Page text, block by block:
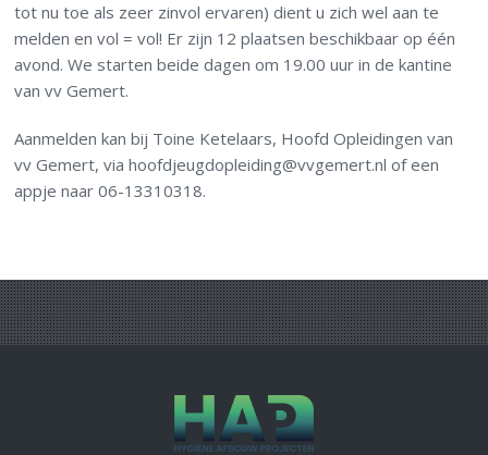
tot nu toe als zeer zinvol ervaren) dient u zich wel aan te
melden en vol = vol! Er zijn 12 plaatsen beschikbaar op één
avond. We starten beide dagen om 19.00 uur in de kantine
van vv Gemert.
Aanmelden kan bij Toine Ketelaars, Hoofd Opleidingen van
vv Gemert, via hoofdjeugdopleiding@vvgemert.nl of een
appje naar 06-13310318.